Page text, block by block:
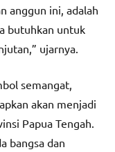
anggun ini, adalah
butuhkan untuk
ujarnya.
semangat,
akan menjadi
Papua Tengah.
bangsa dan